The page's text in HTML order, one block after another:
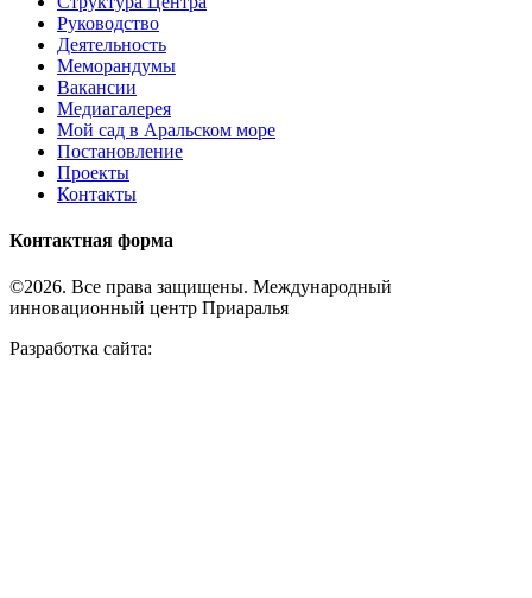
Руководство
Деятельность
Меморандумы
Вакансии
Медиагалерея
Мой сад в Аральском море
Постановление
Проекты
Контакты
Контактная форма
©2026. Все права защищены. Международный
инновационный центр Приаралья
Разработка сайта: